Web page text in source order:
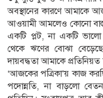
অবস্থানের কারণে আমাকে
আওয়ামী আমলেও কোনো
একটি প্লট, না একটি ভালো
থেকে ঋণের বোঝা
দায়বদ্ধতা আমাকে প্রতিনিয়ত
‘আজকের পত্রিকা’য় কাজ
পদোন্নতি, না বাড়লো